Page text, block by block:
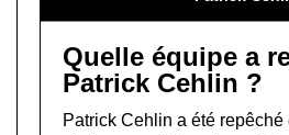
Quelle équipe a
Patrick Cehlin ?
Patrick Cehlin a été